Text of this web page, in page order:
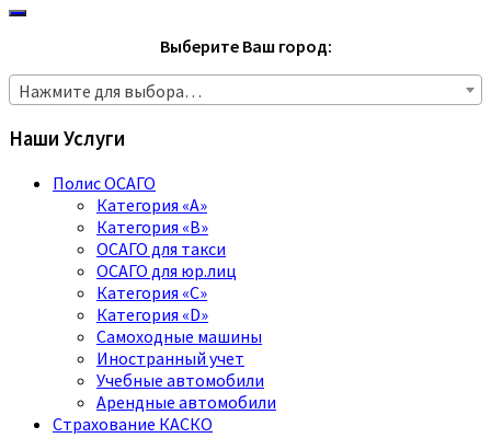
Выберите Ваш город:
Нажмите для выбора…
Наши Услуги
Полис ОСАГО
Категория «A»
Категория «B»
ОСАГО для такси
ОСАГО для юр.лиц
Категория «C»
Категория «D»
Самоходные машины
Иностранный учет
Учебные автомобили
Арендные автомобили
Страхование КАСКО